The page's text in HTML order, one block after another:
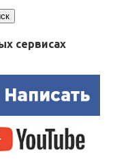
сервисах